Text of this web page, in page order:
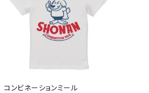
コンビネーションミール